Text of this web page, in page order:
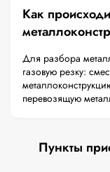
Как
Для разбора
газовую резку:
перевозящую
Пункты